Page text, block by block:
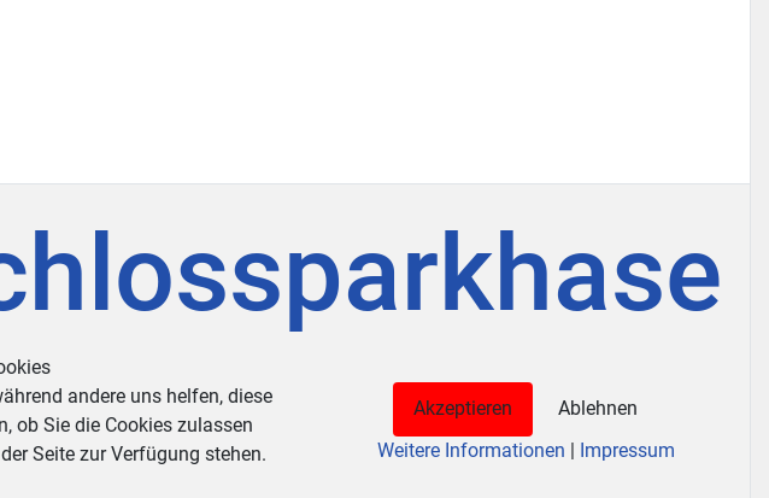
andere uns helfen, diese
ob Sie die Cookies zulassen
Seite zur Verfügung stehen.
Akzeptieren
Ablehnen
Weitere Informationen | Impressum